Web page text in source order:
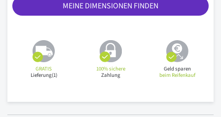
MEINE DIMENSIONEN FINDEN
GRATIS
Lieferung(1)
100% sichere
Zahlung
Geld sparen
beim Reifenkauf